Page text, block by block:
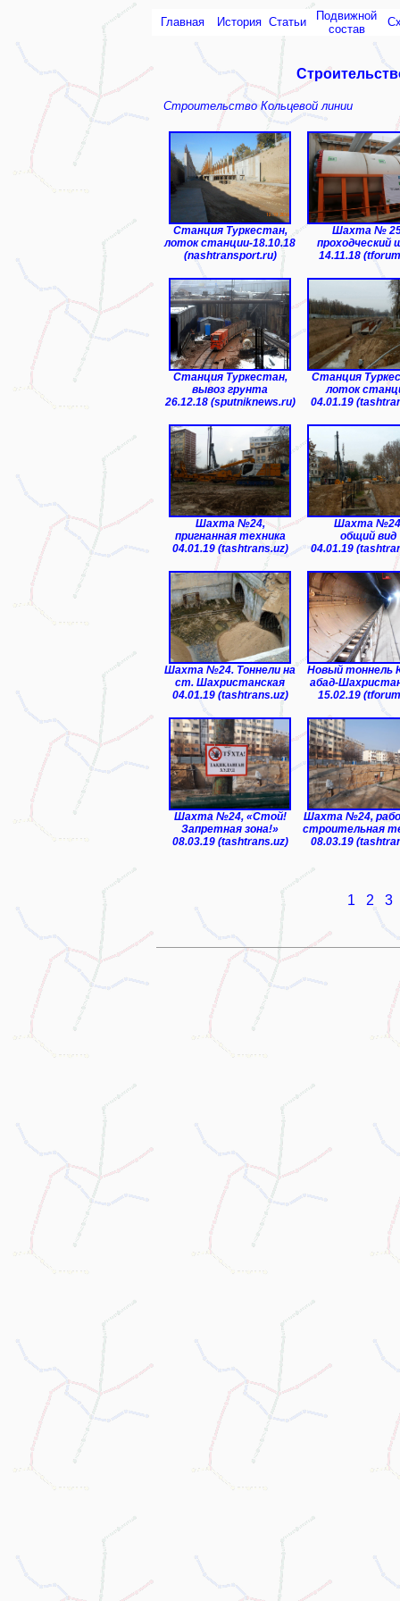
Главная История Статьи
Подвижной
состав
Строительство Кольцевой линии
Станция Туркестан,
лоток станции-18.10.18
(nashtransport.ru)
Шахта №
проходческий
14.11.18
Станция Туркестан,
вывоз грунта
26.12.18 (sputniknews.ru)
Станция
лоток
04.01.19
Шахта №24,
пригнанная техника
04.01.19 (tashtrans.uz)
Шахта
общий вид
04.01.19
Шахта №24. Тоннели на
ст. Шахристанская
04.01.19 (tashtrans.uz)
Новый тоннель
абад-
15.02.19
Шахта №24, «Стой!
Запретная зона!»
08.03.19 (tashtrans.uz)
Шахта №24,
строительная
08.03.19
1 2 3